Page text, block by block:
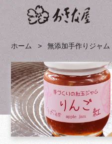
ホーム 無添加手作りジャム